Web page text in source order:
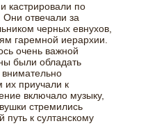
кастрировали по
отвечали за
черных евнухов,
гаремной иерархии.
очень важной
были обладать
приучали к
включало музыку,
стремились
путь к султанскому